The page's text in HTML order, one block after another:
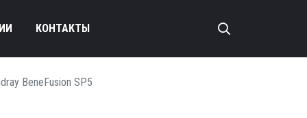
КОНТАКТЫ
BeneFusion SP5